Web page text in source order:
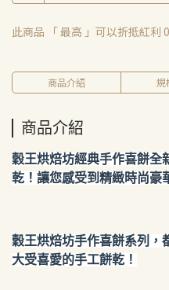
此商品 「 最高 」可以折抵紅利 0
商品介紹 規
商品介紹
穀王烘焙坊經典手作喜餅全
乾！讓您感受到精緻時尚豪
穀王烘焙坊手作喜餅系列，
大受喜愛的手工餅乾！